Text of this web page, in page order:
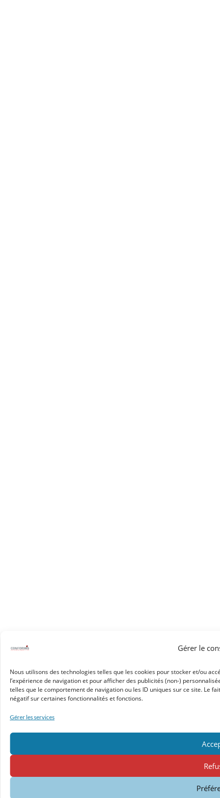
Gérer le
Nous utilisons des technologies telles que les cookies pour stocker et/ou
l’expérience de navigation et pour afficher des publicités (non-)
telles que le comportement de navigation ou les ID uniques sur ce site. Le
négatif sur certaines fonctionnalités et fonctions.
Gérer les services